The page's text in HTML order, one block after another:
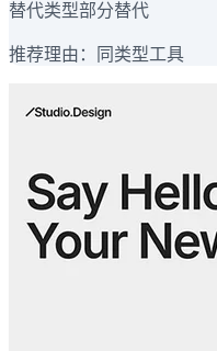
替代类型部分替代
推荐理由： 同类型工具